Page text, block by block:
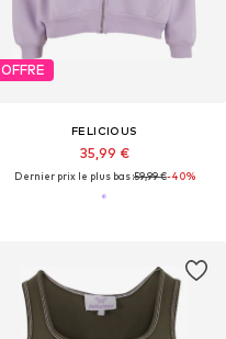
OFFRE
FELICIOUS
35,99 €
Dernier prix le plus bas :59,99 €-40%